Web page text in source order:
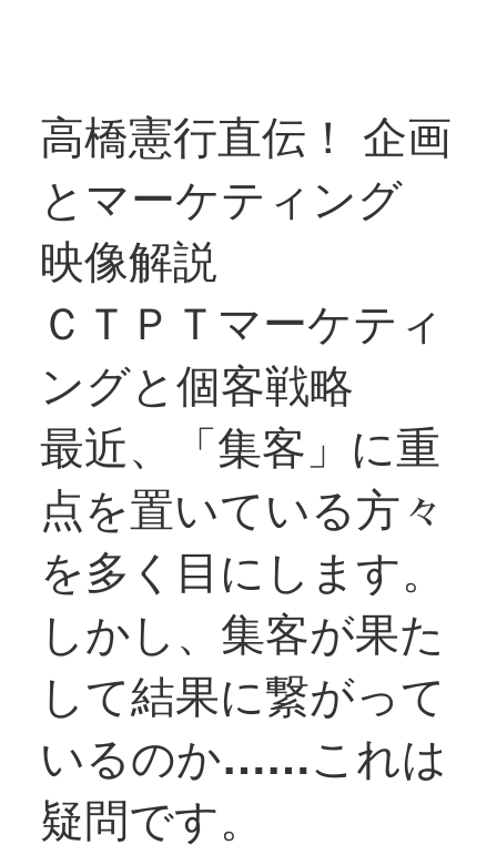
高橋憲行直伝！ 企画
とマーケティング
映像解説
ＣＴＰＴマーケティ
ングと個客戦略
最近、「集客」に重
点を置いている方々
を多く目にします。
しかし、集客が果た
して結果に繋がって
いるのか……これは
疑問です。